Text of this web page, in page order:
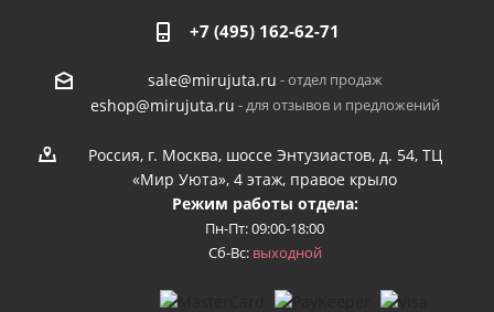
+7 (495) 162-62-71
sale@mirujuta.ru - отдел продаж
eshop@mirujuta.ru - для отзывов и предложений
Россия, г. Москва, шоссе Энтузиастов, д. 54, ТЦ
«Мир Уюта», 4 этаж, правое крыло
Режим работы отдела:
Пн-Пт: 09:00-18:00
Сб-Вс: выходной